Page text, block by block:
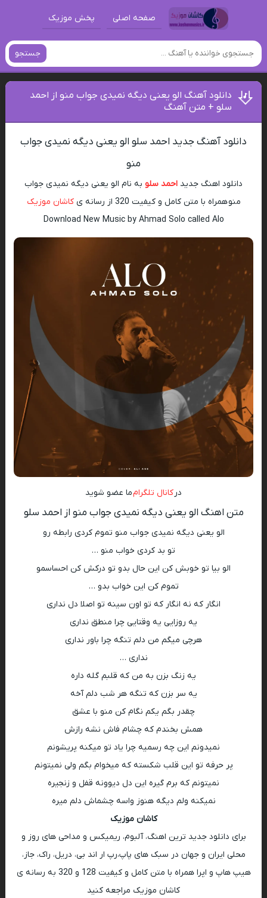
صفحه اصلی پخش موزیک
جستجو
دانلود آهنگ الو یعنی دیگه نمیدی جواب منو از احمد
سلو + متن آهنگ
دانلود آهنگ جدید احمد سلو الو یعنی دیگه نمیدی جواب
منو
دانلود اهنگ جدید احمد سلو به نام الو یعنی دیگه نمیدی جواب
منو همراه با متن کامل و کیفیت 320 از رسانه ی
کاشان موزیک
Download New Music by Ahmad Solo called Alo
در کانال تلگرامما عضو شوید
متن اهنگ الو یعنی دیگه نمیدی جواب منو از احمد سلو
الو یعنی دیگه نمیدی جواب منو تموم کردی رابطه رو
تو بد کردی خواب منو …
الو بیا تو خوبش کن این حال بدو تو درکش کن احساسمو
تموم کن این خواب بدو …
انگار که نه انگار که تو اون سینه تو اصلا دل نداری
یه روزایی یه وقتایی چرا منطق نداری
هرچی میگم من دلم تنگه چرا باور نداری
نداری …
یه زنگ بزن به من که قلبم گله داره
یه سر بزن که تنگه هر شب دلم آخه
چقدر بگم یکم نگام کن منو با عشق
همش بخندم که چشام فاش نشه رازش
نمیدونم این چه رسمیه چرا یاد تو میکنه پریشونم
پر حرفه تو این قلب شکسته که میخوام بگم ولی نمیتونم
نمیتونم که برم گیره این دل دیوونه قفل و زنجیره
نمیکنه ولم دیگه هنوز واسه چشماش دلم میره
کاشان موزیک
برای دانلود جدید ترین اهنگ، آلبوم، ریمیکس و مداحی های روز و
محلی ایران و جهان در سبک های پاپ،رپ ار اند بی، دریل، راک، جاز،
هیپ هاپ و اپرا همراه با متن کامل و کیفیت 128 و 320 به رسانه ی
کاشان موزیک مراجعه کنید